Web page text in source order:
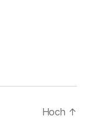
Hoch ↑